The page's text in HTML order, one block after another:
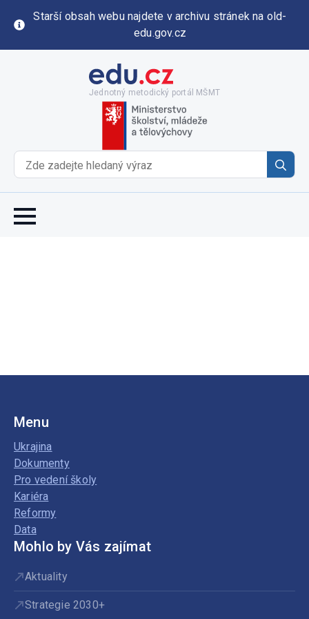
Starší obsah webu najdete v archivu stránek na old-
edu.gov.cz
Jednotný metodický portál MŠMT
for:
Menu
Ukrajina
Dokumenty
Pro vedení školy
Kariéra
Reformy
Data
Mohlo by Vás zajímat
Aktuality
Strategie 2030+